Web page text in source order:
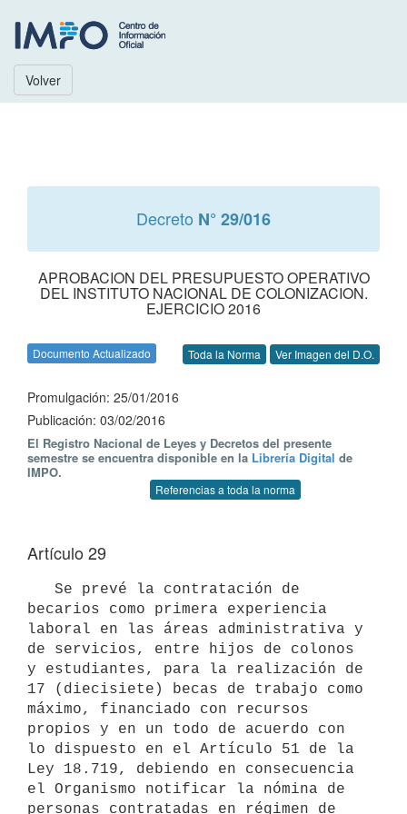
Volver
Decreto N° 29/016
APROBACION DEL PRESUPUESTO OPERATIVO
DEL INSTITUTO NACIONAL DE COLONIZACION.
EJERCICIO 2016
Documento Actualizado Toda la Norma Ver Imagen del D.O.
Promulgación: 25/01/2016
Publicación: 03/02/2016
El Registro Nacional de Leyes y Decretos del presente
semestre se encuentra disponible en la Librería Digital de
IMPO.
Referencias a toda la norma
Artículo 29
becarios como primera experiencia
laboral en las áreas administrativa y
de servicios, entre hijos de colonos
y estudiantes, para la realización de
17 (diecisiete) becas de trabajo como
máximo, financiado con recursos
propios y en un todo de acuerdo con
lo dispuesto en el Artículo 51 de la
Ley 18.719, debiendo en consecuencia
el Organismo notificar la nómina de
personas contratadas en régimen de